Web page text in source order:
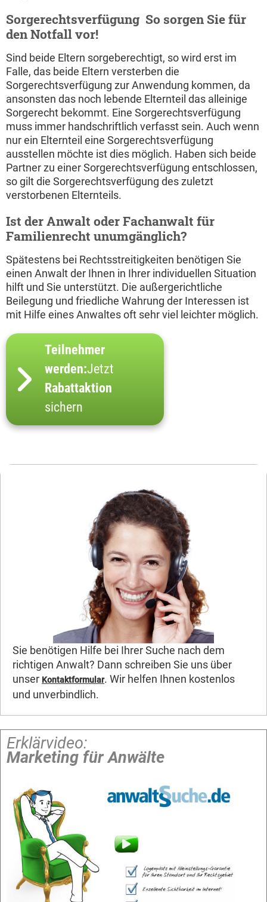
Sorgerechtsverfügung  So sorgen Sie für
den Notfall vor!
Sind beide Eltern sorgeberechtigt, so wird erst im
Falle, das beide Eltern versterben die
Sorgerechtsverfügung zur Anwendung kommen, da
ansonsten das noch lebende Elternteil das alleinige
Sorgerecht bekommt. Eine Sorgerechtsverfügung
muss immer handschriftlich verfasst sein. Auch wenn
nur ein Elternteil eine Sorgerechtsverfügung
ausstellen möchte ist dies möglich. Haben sich beide
Partner zu einer Sorgerechtsverfügung entschlossen,
so gilt die Sorgerechtsverfügung des zuletzt
verstorbenen Elternteils.
Ist der Anwalt oder Fachanwalt für
Familienrecht unumgänglich?
Spätestens bei Rechtsstreitigkeiten benötigen Sie
einen Anwalt der Ihnen in Ihrer individuellen Situation
hilft und Sie unterstützt. Die außergerichtliche
Beilegung und friedliche Wahrung der Interessen ist
mit Hilfe eines Anwaltes oft sehr viel leichter möglich.
Teilnehmer
werden:Jetzt
Rabattaktion
sichern
Sie benötigen Hilfe bei Ihrer Suche nach dem
richtigen Anwalt? Dann schreiben Sie uns über
unser Kontaktformular. Wir helfen Ihnen kostenlos
und unverbindlich.
Erklärvideo:
Marketing für Anwälte